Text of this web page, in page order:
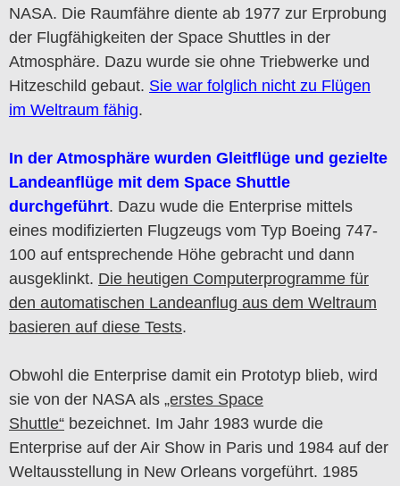
NASA. Die Raumfähre diente ab 1977 zur Erprobung
der Flugfähigkeiten der Space Shuttles in der
Atmosphäre. Dazu wurde sie ohne Triebwerke und
Hitzeschild gebaut. Sie war folglich nicht zu Flügen
im Weltraum fähig.
In der Atmosphäre wurden Gleitflüge und gezielte
Landeanflüge mit dem Space Shuttle
durchgeführt. Dazu wude die Enterprise mittels
eines modifizierten Flugzeugs vom Typ Boeing 747-
100 auf entsprechende Höhe gebracht und dann
ausgeklinkt. Die heutigen Computerprogramme für
den automatischen Landeanflug aus dem Weltraum
basieren auf diese Tests.
Obwohl die Enterprise damit ein Prototyp blieb, wird
sie von der NASA als „erstes Space
Shuttle“ bezeichnet. Im Jahr 1983 wurde die
Enterprise auf der Air Show in Paris und 1984 auf der
Weltausstellung in New Orleans vorgeführt. 1985